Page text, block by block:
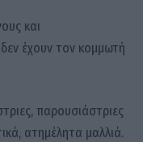
και
δεν έχουν τον κομμωτή
παρουσιάστριες
ατημέλητα μαλλιά.